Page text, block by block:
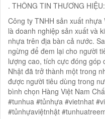
. THÔNG TIN THƯƠNG HIỆU:
Công ty TNHH sản xuất
là doanh nghiệp sản xuất và
nhựa trên địa bàn cả nước.
ngừng để đem lại cho người
lượng cao, tích cực đóng góp
Nhật đã trở thành một trong
được người tiêu dùng trong
bình chọn Hàng Việt Nam
#tunhua #tủnhựa #vietnhat
#tủnhựaviệtnhật